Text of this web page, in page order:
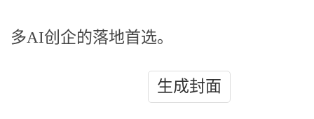
多AI创企的落地首选。
生成封面